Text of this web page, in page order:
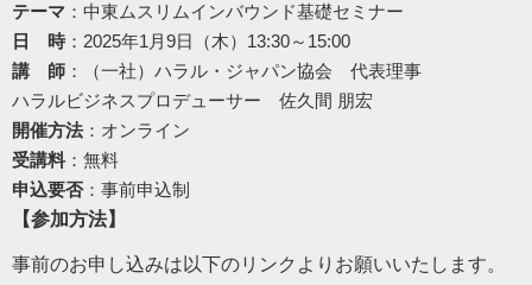
テーマ ：中東ムスリムインバウンド基礎セミナー
日 時 ：2025年1月9日（木）13:30～15:00
講 師 ：（一社）ハラル・ジャパン協会 代表理事
ハラルビジネスプロデューサー 佐久間 朋宏
開催方法：オンライン
受講料 ：無料
申込要否：事前申込制
【参加方法】
事前のお申し込みは以下のリンクよりお願いいたします。